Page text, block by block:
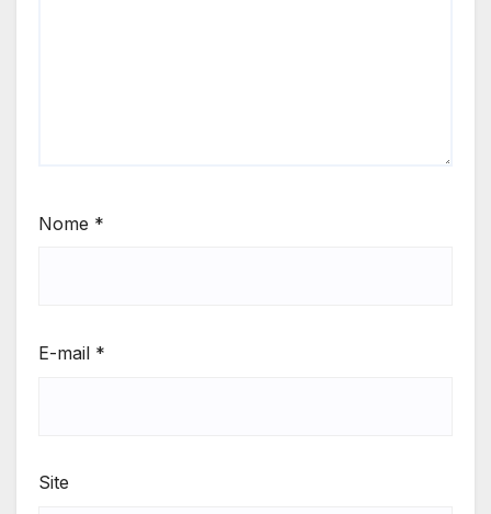
Nome *
E-mail *
Site